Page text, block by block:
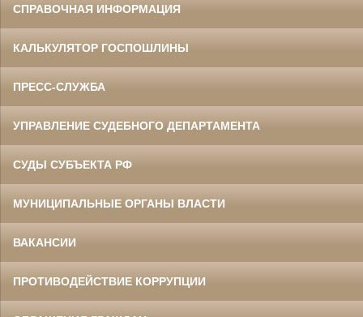
СПРАВОЧНАЯ ИНФОРМАЦИЯ
КАЛЬКУЛЯТОР ГОСПОШЛИНЫ
ПРЕСС-СЛУЖБА
УПРАВЛЕНИЕ СУДЕБНОГО ДЕПАРТАМЕНТА
СУДЫ СУБЪЕКТА РФ
МУНИЦИПАЛЬНЫЕ ОРГАНЫ ВЛАСТИ
ВАКАНСИИ
ПРОТИВОДЕЙСТВИЕ КОРРУПЦИИ